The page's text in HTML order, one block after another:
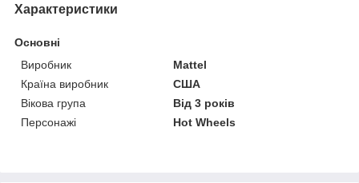
Характеристики
Основні
Виробник
Mattel
Країна виробник
США
Вікова група
Від 3 років
Персонажі
Hot Wheels